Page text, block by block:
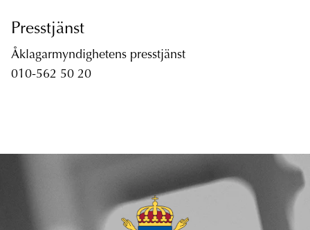
Presstjänst
Åklagarmyndighetens presstjänst
010-562 50 20